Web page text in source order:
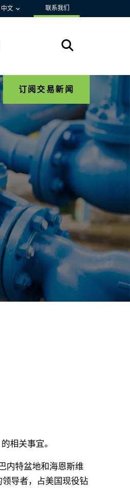
文 联系我们
订阅交易新闻
相关事宜。
内特盆地和海恩斯维
导者，占美国现役钻